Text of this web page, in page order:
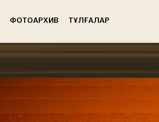
ФОТОАРХИВ ТҰЛҒАЛАР